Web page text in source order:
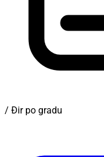
/ Đir po gradu